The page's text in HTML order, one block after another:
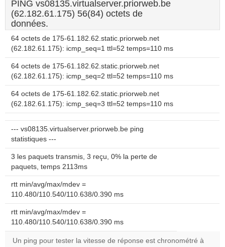
PING vs08135.virtualserver.priorweb.be
(62.182.61.175) 56(84) octets de
données.
64 octets de 175-61.182.62.static.priorweb.net
(62.182.61.175): icmp_seq=1 ttl=52 temps=110 ms
64 octets de 175-61.182.62.static.priorweb.net
(62.182.61.175): icmp_seq=2 ttl=52 temps=110 ms
64 octets de 175-61.182.62.static.priorweb.net
(62.182.61.175): icmp_seq=3 ttl=52 temps=110 ms
--- vs08135.virtualserver.priorweb.be ping
statistiques ---
3 les paquets transmis, 3 reçu, 0% la perte de
paquets, temps 2113ms
rtt min/avg/max/mdev =
110.480/110.540/110.638/0.390 ms
rtt min/avg/max/mdev =
110.480/110.540/110.638/0.390 ms
Un ping pour tester la vitesse de réponse est chronométré à